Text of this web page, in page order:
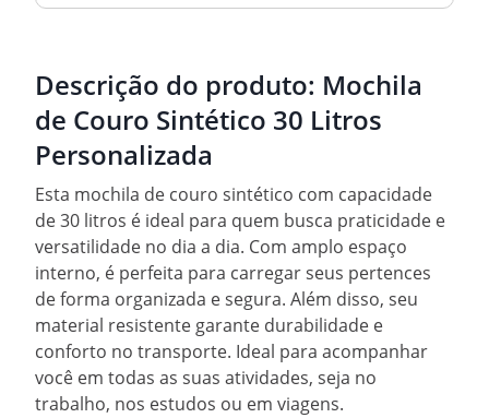
Descrição do produto: Mochila
de Couro Sintético 30 Litros
Personalizada
Esta mochila de couro sintético com capacidade
de 30 litros é ideal para quem busca praticidade e
versatilidade no dia a dia. Com amplo espaço
interno, é perfeita para carregar seus pertences
de forma organizada e segura. Além disso, seu
material resistente garante durabilidade e
conforto no transporte. Ideal para acompanhar
você em todas as suas atividades, seja no
trabalho, nos estudos ou em viagens.